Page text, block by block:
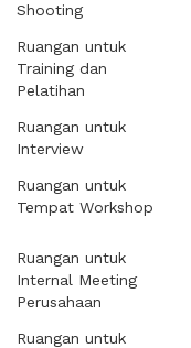
Shooting
Ruangan untuk
Training dan
Pelatihan
Ruangan untuk
Interview
Ruangan untuk
Tempat Workshop
Ruangan untuk
Internal Meeting
Perusahaan
Ruangan untuk